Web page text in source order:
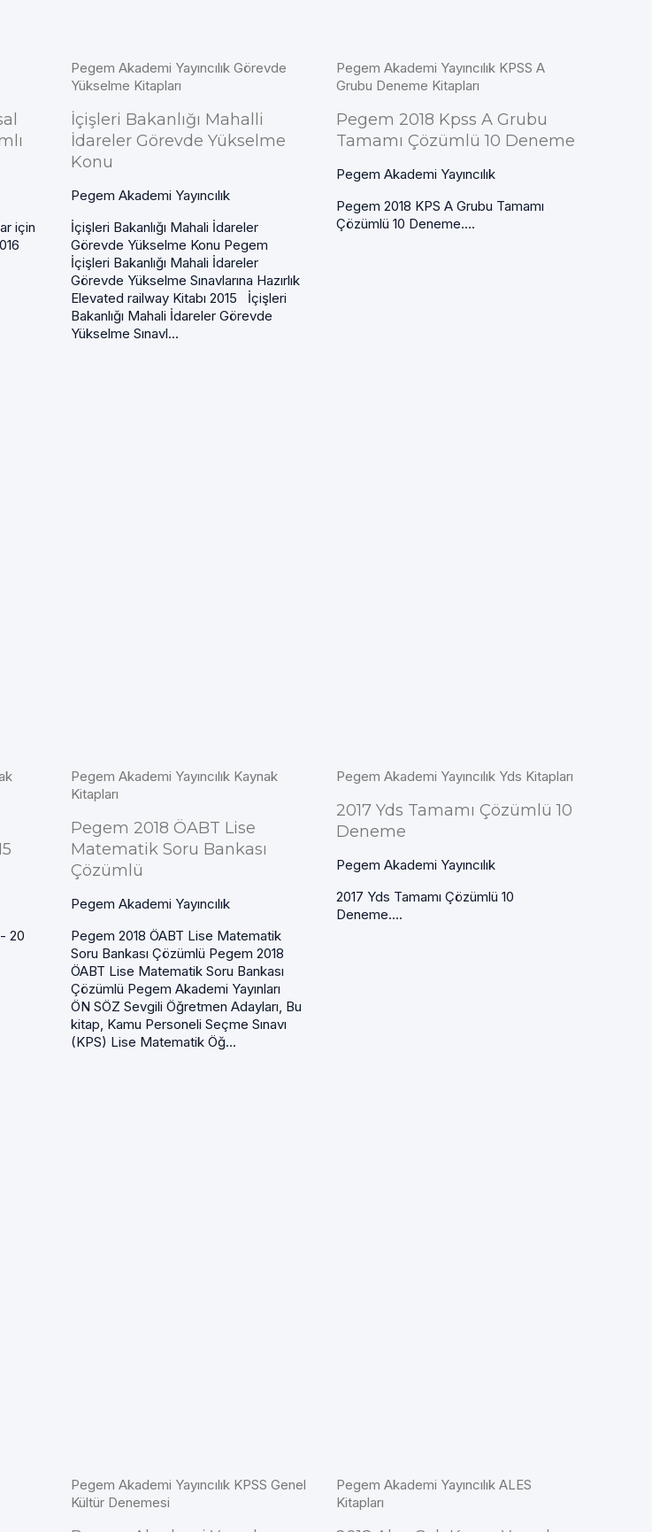
için
Pegem Akademi Yayıncılık Görevde
Yükselme Kitapları
İçişleri Bakanlığı Mahalli
İdareler Görevde Yükselme
Konu
Pegem Akademi Yayıncılık
İçişleri Bakanlığı Mahali İdareler
Görevde Yükselme Konu Pegem
İçişleri Bakanlığı Mahali İdareler
Görevde Yükselme Sınavlarına Hazırlık
Elevated railway Kitabı 2015 İçişleri
Bakanlığı Mahali İdareler Görevde
Yükselme Sınavl...
Pegem Akademi Yayıncılık KPSS A
Grubu Deneme Kitapları
Pegem 2018 Kpss A Grubu
Tamamı Çözümlü 10 Deneme
Pegem Akademi Yayıncılık
Pegem 2018 KPS A Grubu Tamamı
Çözümlü 10 Deneme....
20
Pegem Akademi Yayıncılık Kaynak
Kitapları
Pegem 2018 ÖABT Lise
Matematik Soru Bankası
Çözümlü
Pegem Akademi Yayıncılık
Pegem 2018 ÖABT Lise Matematik
Soru Bankası Çözümlü Pegem 2018
ÖABT Lise Matematik Soru Bankası
Çözümlü Pegem Akademi Yayınları
ÖN SÖZ Sevgili Öğretmen Adayları, Bu
kitap, Kamu Personeli Seçme Sınavı
(KPS) Lise Matematik Öğ...
Pegem Akademi Yayıncılık Yds Kitapları
2017 Yds Tamamı Çözümlü 10
Deneme
Pegem Akademi Yayıncılık
2017 Yds Tamamı Çözümlü 10
Deneme....
Pegem Akademi Yayıncılık KPSS Genel
Kültür Denemesi
Pegem Akademi Yayıncılık ALES
Kitapları